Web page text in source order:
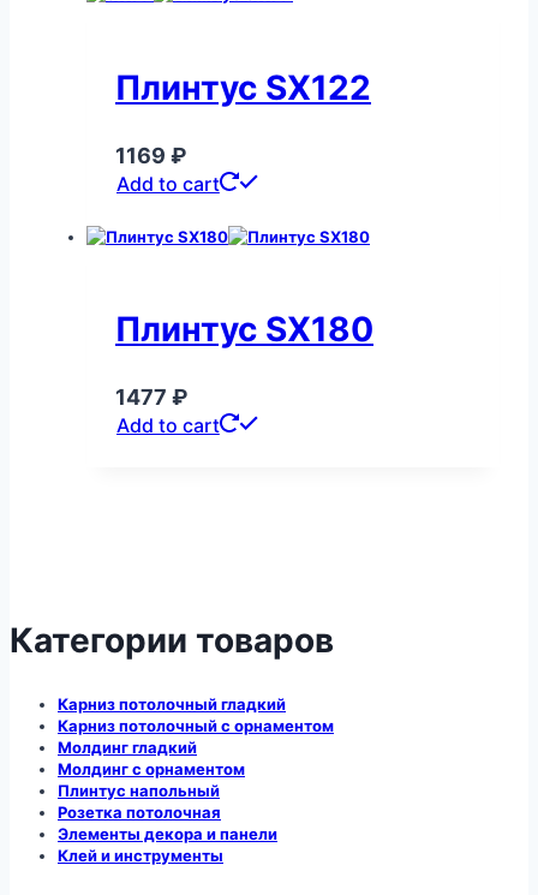
Плинтус SX122
1169 ₽
Add to cart
Плинтус SX180
1477 ₽
Add to cart
Категории товаров
Карниз потолочный гладкий
Карниз потолочный с орнаментом
Молдинг гладкий
Молдинг с орнаментом
Плинтус напольный
Розетка потолочная
Элементы декора и панели
Клей и инструменты